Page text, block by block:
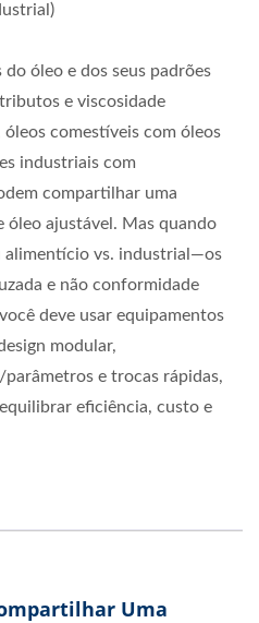
óleo e dos seus padrões
e viscosidade
comestíveis com óleos
industriais com
compartilhar uma
óleo ajustável. Mas quando
vs. industrial—os
e não conformidade
deve usar equipamentos
modular,
e trocas rápidas,
eficiência, custo e
Uma